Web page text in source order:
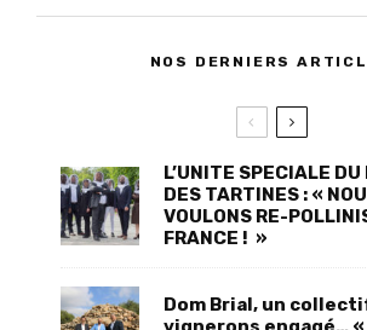
NOS DERNIERS
L’UNITE SPECIALE
DES TARTINES : «
VOULONS RE-
FRANCE ! »
Dom Brial, un